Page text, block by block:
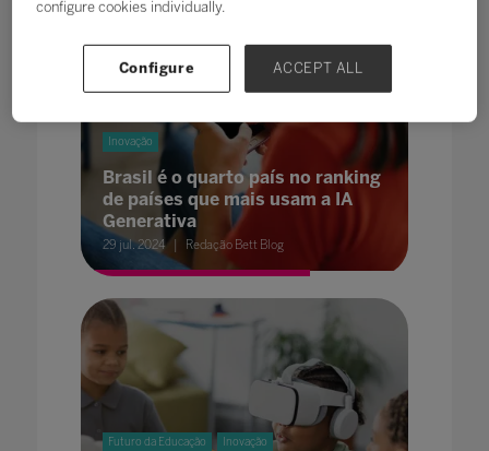
Inovação
Brasil é o quarto país no ranking
de países que mais usam a IA
Generativa
29 jul. 2024 Redação Bett Blog
Futuro da Educação Inovação
configure cookies individually.
Configure ACCEPT ALL